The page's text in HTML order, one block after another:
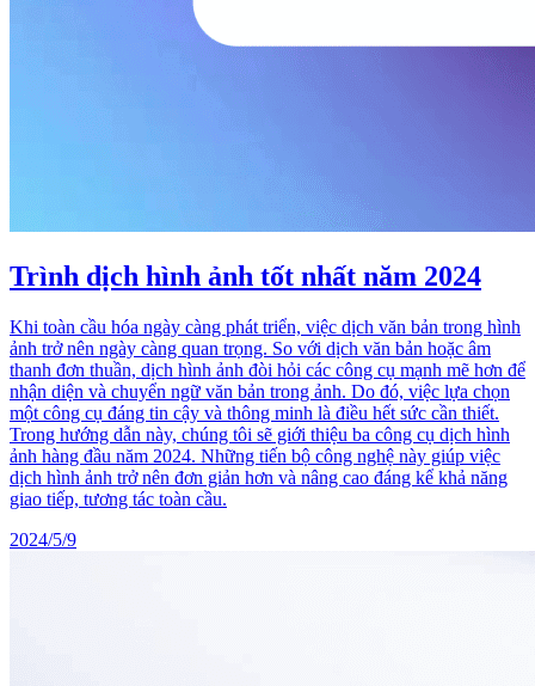
Trình dịch hình ảnh tốt nhất năm 2024
Khi toàn cầu hóa ngày càng phát triển, việc dịch văn bản trong hình
ảnh trở nên ngày càng quan trọng. So với dịch văn bản hoặc âm
thanh đơn thuần, dịch hình ảnh đòi hỏi các công cụ mạnh mẽ hơn để
nhận diện và chuyển ngữ văn bản trong ảnh. Do đó, việc lựa chọn
một công cụ đáng tin cậy và thông minh là điều hết sức cần thiết.
Trong hướng dẫn này, chúng tôi sẽ giới thiệu ba công cụ dịch hình
ảnh hàng đầu năm 2024. Những tiến bộ công nghệ này giúp việc
dịch hình ảnh trở nên đơn giản hơn và nâng cao đáng kể khả năng
giao tiếp, tương tác toàn cầu.
2024/5/9